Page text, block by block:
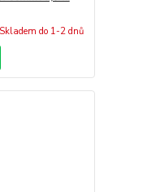
Skladem do 1-2 dnů